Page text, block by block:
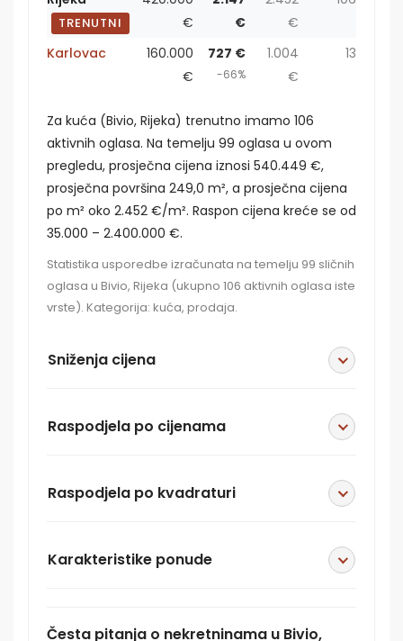
TRENUTNI
€
€
€
Karlovac
160.000
€
727 €
-66%
1.004
€
13
Za kuća (Bivio, Rijeka) trenutno imamo 106
aktivnih oglasa. Na temelju 99 oglasa u ovom
pregledu, prosječna cijena iznosi 540.449 €,
prosječna površina 249,0 m², a prosječna cijena
po m² oko 2.452 €/m². Raspon cijena kreće se od
35.000 – 2.400.000 €.
Statistika usporedbe izračunata na temelju 99 sličnih
oglasa u Bivio, Rijeka (ukupno 106 aktivnih oglasa iste
vrste). Kategorija: kuća, prodaja.
Sniženja cijena
Raspodjela po cijenama
Raspodjela po kvadraturi
Karakteristike ponude
Česta pitanja o nekretninama u Bivio,